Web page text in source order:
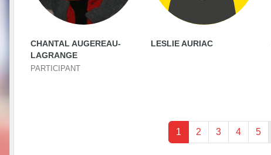
CHANTAL AUGEREAU-
LAGRANGE
PARTICIPANT
LESLIE AURIAC
1 2 3 4 5